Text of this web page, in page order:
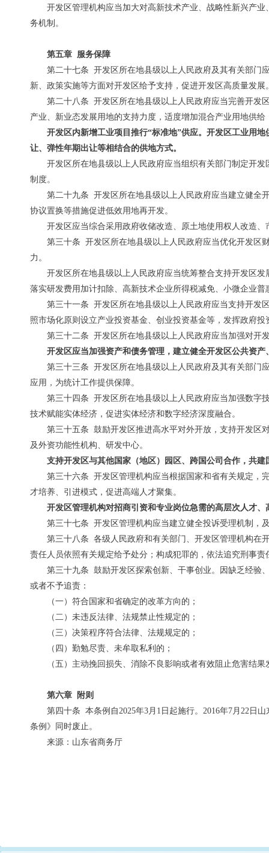
开发区管理机构应当加大对高新技术产业、战略性新兴产
务机制。
第五章 服务保障
第二十七条 开发区所在地县级以上人民政府及其有关部门
新、政策实施等方面对开发区给予支持，促进开发区高质量发展
第二十八条 开发区所在地县级以上人民政府应当完善开发
产业、新业态发展用地的支持力度，适度增加混合产业用地供
开发区内新增工业项目推行“标准地”供应。开发区工业用
让、弹性年期出让等相结合的供地方式。
开发区所在地县级以上人民政府应当组织有关部门制定开
制度。
第二十九条 开发区所在地县级以上人民政府应当建立健全
协议置换等措施促进低效用地再开发。
开发区应当综合采用政府收储改造、原土地使用权人改造
第三十条 开发区所在地县级以上人民政府应当优化开发区
力。
开发区所在地县级以上人民政府应当统筹整合支持开发区
落实研发费用加计扣除、高新技术企业所得税减免、小微企业普
第三十一条 开发区所在地县级以上人民政府应当支持开发
照市场化原则设立产业投资基金、创业投资基金等，发挥政府
第三十二条 开发区所在地县级以上人民政府应当加强对开
开发区应当加强资产和债务管理，建立健全开发区公共资
第三十三条 开发区所在地县级以上人民政府及其有关部门
应用，为统计工作提供保障。
第三十四条 开发区所在地县级以上人民政府应当加强数字
技术赋能实体经济，促进实体经济和数字经济深度融合。
第三十五条 鼓励开发区推进高水平对外开放，支持开发区
及外资功能性机构、研发中心。
支持开发区与其他国家（地区）园区、跨国公司合作，共
第三十六条 开发区管理机构应当根据国家和省有关规定，
才培养、引进模式，促进高端人才聚集。
开发区管理机构对招商引资和专业岗位急需的高层次人才
第三十七条 开发区管理机构应当建立健全投诉受理机制，
第三十八条 各级人民政府和有关部门、开发区管理机构在
责任人员依照有关规定给予处分；构成犯罪的，依法追究刑事责
第三十九条 鼓励开发区探索创新、干事创业。因缺乏经验
或者不予追责：
（一）符合国家和省确定的改革方向的；
（二）未违反法律、法规禁止性规定的；
（三）决策程序符合法律、法规规定的；
（四）勤勉尽责、未牟取私利的；
（五）主动挽回损失、消除不良影响或者有效阻止危害结
第六章 附则
第四十条 本条例自2025年3月1日起施行。2016年7月22日
条例》同时废止。
来源：山东省商务厅